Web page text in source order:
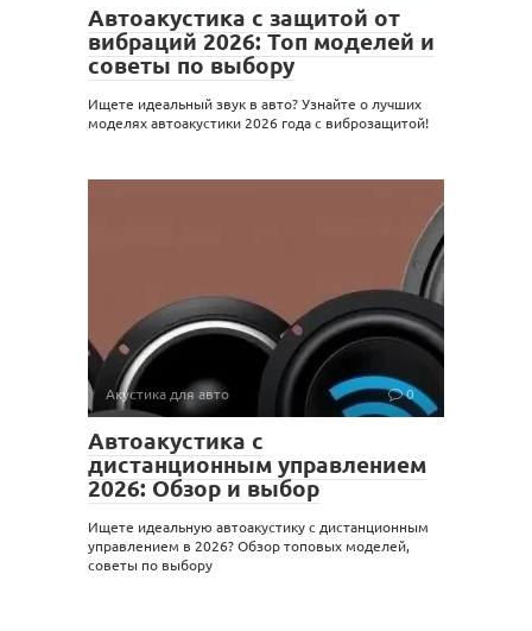
Автоакустика с защитой от
вибраций 2026: Топ моделей и
советы по выбору
Ищете идеальный звук в авто? Узнайте о лучших
моделях автоакустики 2026 года с виброзащитой!
Акустика для авто 0
Автоакустика с
дистанционным управлением
2026: Обзор и выбор
Ищете идеальную автоакустику с дистанционным
управлением в 2026? Обзор топовых моделей,
советы по выбору